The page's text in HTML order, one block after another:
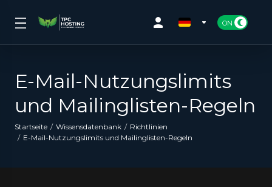
E-Mail-Nutzungslimits
und Mailinglisten-Regeln
Startseite Wissensdatenbank
Richtlinien
E-Mail-Nutzungslimits und Mailinglisten-Regeln